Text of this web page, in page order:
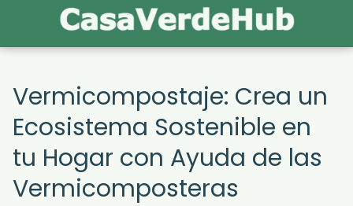
Vermicompostaje: Crea un
Ecosistema Sostenible en
tu Hogar con Ayuda de las
Vermicomposteras